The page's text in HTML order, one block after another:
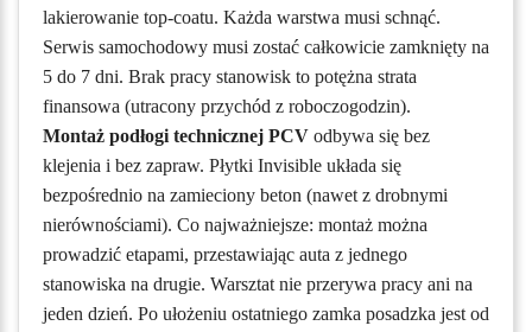
lakierowanie top-coatu. Każda warstwa musi schnąć.
Serwis samochodowy musi zostać całkowicie zamknięty na
5 do 7 dni. Brak pracy stanowisk to potężna strata
finansowa (utracony przychód z roboczogodzin).
Montaż podłogi technicznej PCV odbywa się bez
klejenia i bez zapraw. Płytki Invisible układa się
bezpośrednio na zamieciony beton (nawet z drobnymi
nierównościami). Co najważniejsze: montaż można
prowadzić etapami, przestawiając auta z jednego
stanowiska na drugie. Warsztat nie przerywa pracy ani na
jeden dzień. Po ułożeniu ostatniego zamka posadzka jest od